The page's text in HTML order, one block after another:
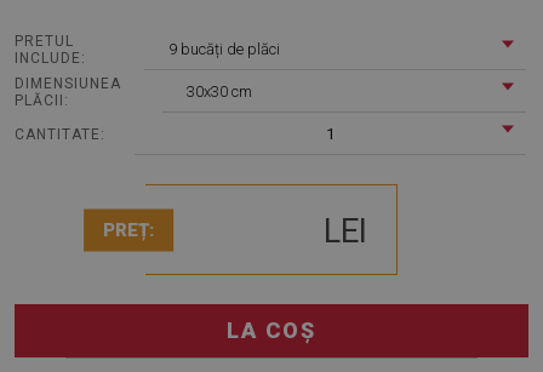
PRETUL
INCLUDE:
9 bucăți de plăci
DIMENSIUNEA
PLĂCII:
30x30 cm
CANTITATE: 1
PREȚ: LEI
LA COȘ